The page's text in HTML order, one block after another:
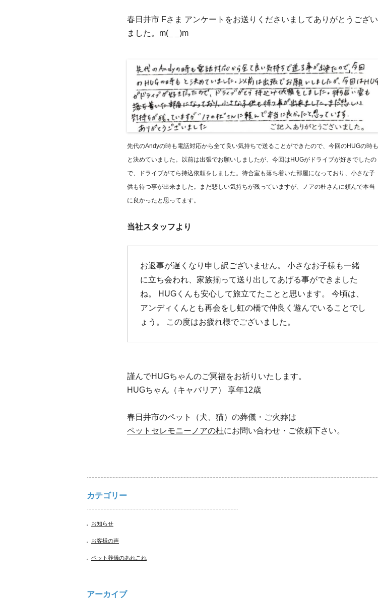
春日井市 Fさま アンケートをお送りくださいましてありがとうござい
ました。m(_ _)m
先代のAndyの時も電話対応から全て良い気持ちで送ることができたので、今回のHUGの時も
と決めていました。以前は出張でお願いしましたが、今回はHUGがドライブが好きでしたの
で、ドライブがてら持込依頼をしました。待合室も落ち着いた部屋になっており、小さな子
供も待つ事が出来ました。まだ悲しい気持ちが残っていますが、ノアの杜さんに頼んで本当
に良かったと思ってます。
当社スタッフより
お返事が遅くなり申し訳ございません。 小さなお子様も一緒
に立ち会われ、家族揃って送り出してあげる事ができました
ね。 HUGくんも安心して旅立てたことと思います。 今頃は、
アンディくんとも再会をし虹の橋で仲良く遊んでいることでし
ょう。 この度はお疲れ様でございました。
謹んでHUGちゃんのご冥福をお祈りいたします。
HUGちゃん（キャバリア） 享年12歳
春日井市のペット（犬、猫）の葬儀・ご火葬は
ペットセレモニーノアの杜にお問い合わせ・ご依頼下さい。
カテゴリー
お知らせ
お客様の声
ペット葬儀のあれこれ
アーカイブ